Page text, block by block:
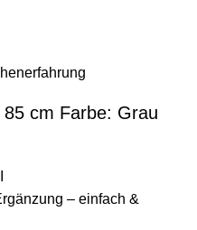
cm Farbe: Grau
– einfach &